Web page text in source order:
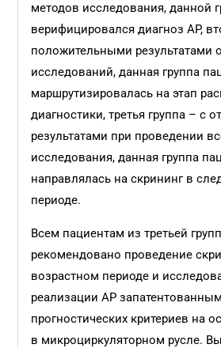
методов исследования, данной
верифицировался диагноз АР,
положительными результатами
исследований, данная группа
маршрутизировалась на этап
диагностики, третья группа – с
результатами при проведении
исследования, данная группа
направлялась на скрининг в
периоде.
Всем пациентам из третьей
рекомендовано проведение
возрастном периоде и
реализации АР
прогностических критериев на
в микроциркуляторном русле.